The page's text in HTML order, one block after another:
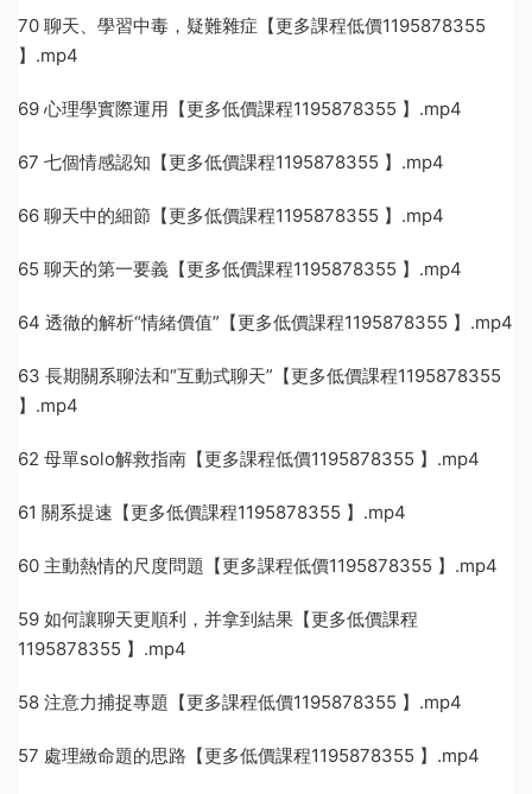
70 聊天、學習中毒，疑難雜症【更多課程低價1195878355
】.mp4
69 心理學實際運用【更多低價課程1195878355 】.mp4
67 七個情感認知【更多低價課程1195878355 】.mp4
66 聊天中的細節【更多低價課程1195878355 】.mp4
65 聊天的第一要義【更多低價課程1195878355 】.mp4
64 透徹的解析“情緒價值”【更多低價課程1195878355 】.mp4
63 長期關系聊法和“互動式聊天”【更多低價課程1195878355
】.mp4
62 母單solo解救指南【更多課程低價1195878355 】.mp4
61 關系提速【更多低價課程1195878355 】.mp4
60 主動熱情的尺度問題【更多課程低價1195878355 】.mp4
59 如何讓聊天更順利，并拿到結果【更多低價課程
1195878355 】.mp4
58 注意力捕捉專題【更多課程低價1195878355 】.mp4
57 處理緻命題的思路【更多低價課程1195878355 】.mp4